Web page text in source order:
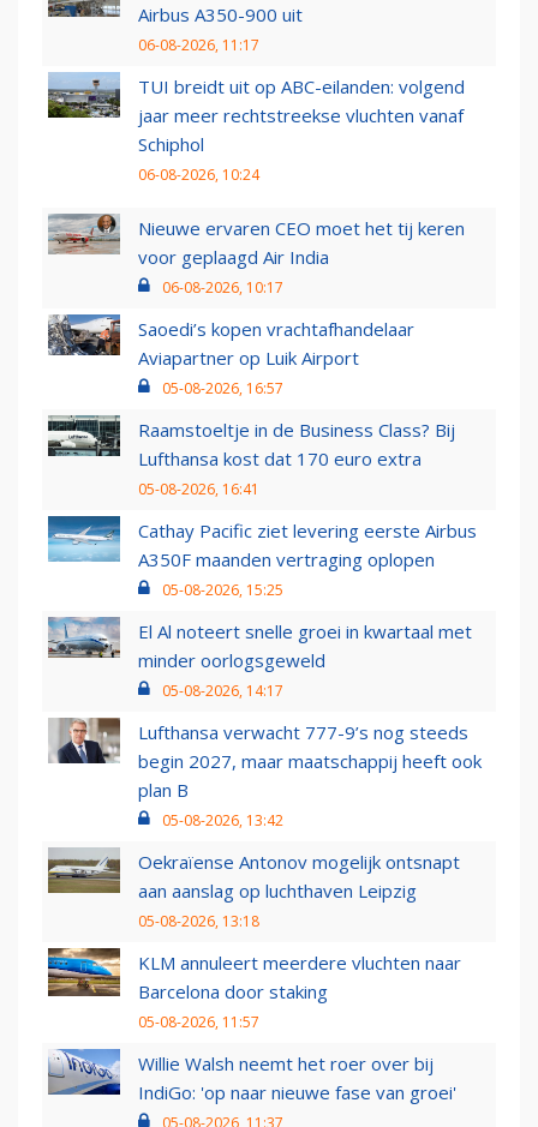
Airbus A350-900 uit
06-08-2026, 11:17
TUI breidt uit op ABC-eilanden: volgend
jaar meer rechtstreekse vluchten vanaf
Schiphol
06-08-2026, 10:24
Nieuwe ervaren CEO moet het tij keren
voor geplaagd Air India
06-08-2026, 10:17
Saoedi’s kopen vrachtafhandelaar
Aviapartner op Luik Airport
05-08-2026, 16:57
Raamstoeltje in de Business Class? Bij
Lufthansa kost dat 170 euro extra
05-08-2026, 16:41
Cathay Pacific ziet levering eerste Airbus
A350F maanden vertraging oplopen
05-08-2026, 15:25
El Al noteert snelle groei in kwartaal met
minder oorlogsgeweld
05-08-2026, 14:17
Lufthansa verwacht 777-9’s nog steeds
begin 2027, maar maatschappij heeft ook
plan B
05-08-2026, 13:42
Oekraïense Antonov mogelijk ontsnapt
aan aanslag op luchthaven Leipzig
05-08-2026, 13:18
KLM annuleert meerdere vluchten naar
Barcelona door staking
05-08-2026, 11:57
Willie Walsh neemt het roer over bij
IndiGo: 'op naar nieuwe fase van groei'
05-08-2026, 11:37